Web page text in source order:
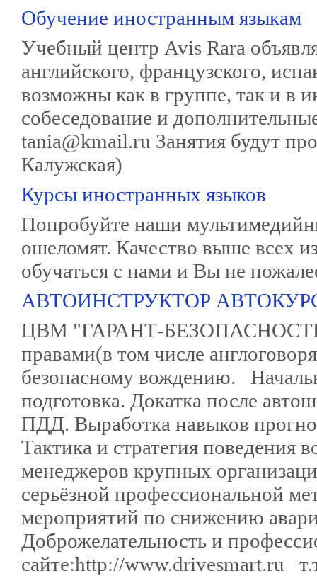
Обучение иностранным языкам
Учебный центр Avis Rara
английского, французского,
возможны как в группе, так и в
собеседование и
tania@kmail.ru Занятия будут
Калужская)
Курсы иностранных языков
Попробуйте наши
ошеломят. Качество выше всех
обучаться с нами и Вы не
АВТОИНСТРУКТОР
ЦВМ "ГАРАНТ-БЕЗОПАСНОСТЬ".
правами(в том числе
безопасному вождению.
подготовка. Докатка после
ПДД. Выработка навыков
Тактика и стратегия поведения
менеджеров крупных
серьёзной профессиональной
мероприятий по снижению
Доброжелательность и
сайте:http://www.drivesmart.ru